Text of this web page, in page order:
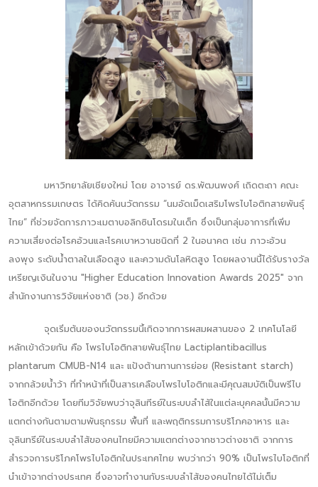
มหาวิทยาลัยเชียงใหม่ โดย อาจารย์ ดร.พัฒนพงศ์ เถิดตะถา คณะ
อุตสาหกรรมเกษตร ได้คิดค้นนวัตกรรม “นมอัดเม็ดเสริมโพรไบโอติกสายพันธุ์
ไทย” ที่ช่วยจัดการภาวะเมตาบอลิกซินโดรมในเด็ก ซึ่งเป็นกลุ่มอาการที่เพิ่ม
ความเสี่ยงต่อโรคอ้วนและโรคเบาหวานชนิดที่ 2 ในอนาคต เช่น ภาวะอ้วน
ลงพุง ระดับน้ำตาลในเลือดสูง และความดันโลหิตสูง โดยผลงานนี้ได้รับรางวัล
เหรียญเงินในงาน "Higher Education Innovation Awards 2025" จาก
สำนักงานการวิจัยแห่งชาติ (วช.) อีกด้วย
จุดเริ่มต้นของนวัตกรรมนี้เกิดจากการผสมผสานของ 2 เทคโนโลยี
หลักเข้าด้วยกัน คือ โพรไบโอติกสายพันธุ์ไทย Lactiplantibacillus
plantarum CMUB-N14 และ แป้งต้านทานการย่อย (Resistant starch)
จากกล้วยน้ำว้า ที่ทำหน้าที่เป็นสารเคลือบโพรไบโอติกและมีคุณสมบัติเป็นพรีไบ
โอติกอีกด้วย โดยทีมวิจัยพบว่าจุลินทีรย์ในระบบลำไส้ในแต่ละบุคคลนั้นมีความ
แตกต่างกันตามตามพันธุกรรม พื้นที่ และพฤติกรรมการบริโภคอาหาร และ
จุลินทรีย์ในระบบลำไส้ของคนไทยมีความแตกต่างจากชาวต่างชาติ จากการ
สำรวจการบริโภคโพรไบโอติกในประเทศไทย พบว่ากว่า 90% เป็นโพรไบโอติกที่
นำเข้าจากต่างประเทศ ซึ่งอาจทำงานกับระบบลำไส้ของคนไทยได้ไม่เต็ม